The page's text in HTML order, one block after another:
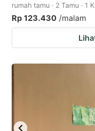
rumah tamu · 2 Tamu · 1
Rp 123.430 /malam